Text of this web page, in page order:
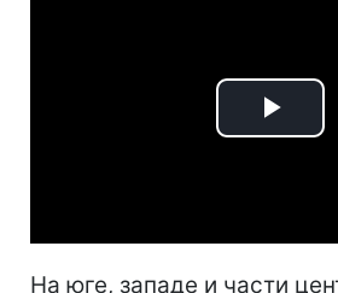
Play
На юге, западе и части